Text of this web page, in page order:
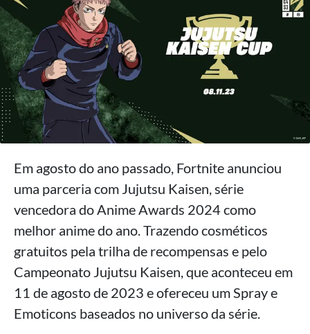
Em agosto do ano passado, Fortnite anunciou
uma parceria com Jujutsu Kaisen, série
vencedora do Anime Awards 2024 como
melhor anime do ano. Trazendo cosméticos
gratuitos pela trilha de recompensas e pelo
Campeonato Jujutsu Kaisen, que aconteceu em
11 de agosto de 2023 e ofereceu um Spray e
Emoticons baseados no universo da série.